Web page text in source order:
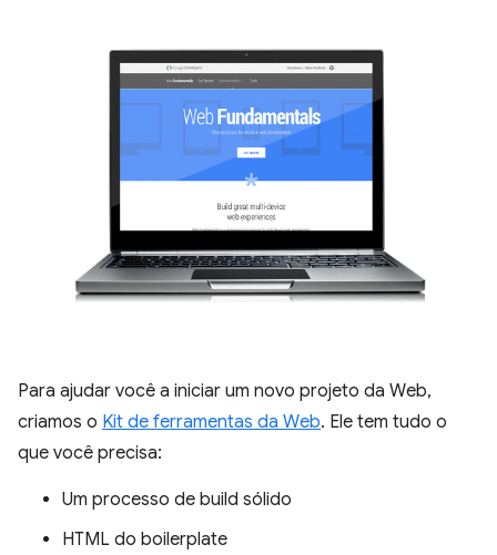
Para ajudar você a iniciar um novo projeto da Web,
criamos o Kit de ferramentas da Web. Ele tem tudo o
que você precisa:
Um processo de build sólido
HTML do boilerplate